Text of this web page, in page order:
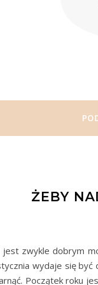
ŻEBY
zwykle dobrym
wydaje się
Początek roku